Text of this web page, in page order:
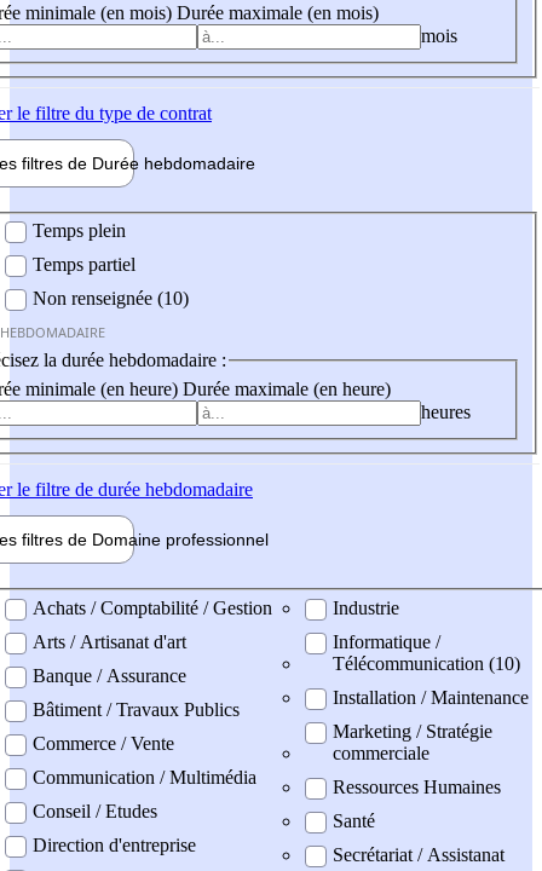
minimale (en mois) Durée maximale (en mois)
mois
le filtre du type de contrat
filtres de Durée hebdomadaire
Temps plein
Temps partiel
Non renseignée (10)
la durée hebdomadaire :
minimale (en heure) Durée maximale (en heure)
heures
le filtre de durée hebdomadaire
filtres de Domaine professionnel
professionel
Achats / Comptabilité / Gestion
Arts / Artisanat d'art
Banque / Assurance
Bâtiment / Travaux Publics
Commerce / Vente
Communication / Multimédia
Conseil / Etudes
Direction d'entreprise
Industrie
Informatique /
Télécommunication (10)
Installation / Maintenance
Marketing / Stratégie
commerciale
Ressources Humaines
Santé
Secrétariat / Assistanat